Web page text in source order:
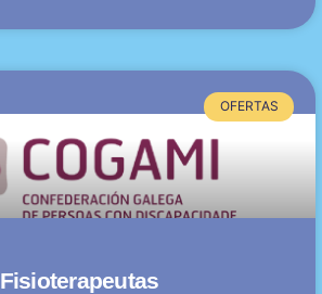
OFERTAS
Fisioterapeutas